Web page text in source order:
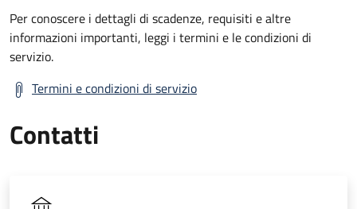
Per conoscere i dettagli di scadenze, requisiti e altre
informazioni importanti, leggi i termini e le condizioni di
servizio.
Termini e condizioni di servizio
Contatti